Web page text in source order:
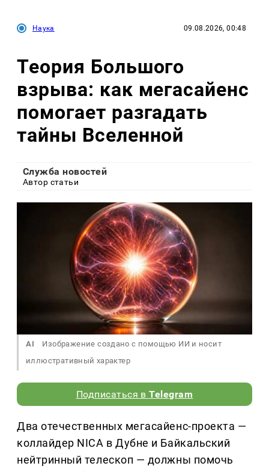
Наука 09.08.2026, 00:48
Теория Большого
взрыва: как мегасайенс
помогает разгадать
тайны Вселенной
Служба новостей
Автор статьи
AI
Изображение создано с помощью ИИ и носит
иллюстративный характер
Подписаться вTelegram
Два отечественных мегасайенс-проекта —
коллайдер NICA в Дубне и Байкальский
нейтринный телескоп — должны помочь